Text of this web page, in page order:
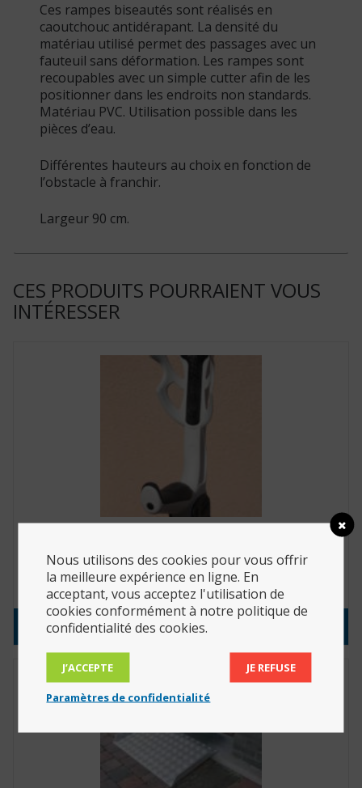
Ces rampes biseautés sont réalisés en
caoutchouc antidérapant. La densité du
matériau utilisé permet des passages avec un
fauteuil sans déformation. Les rampes sont
recoupables avec un simple cutter afin de les
positionner dans les endroits non standards.
Matériau PVC. Utilisation possible dans les
pièces d’eau.
Différentes hauteurs au choix en fonction de
l’obstacle à franchir.
Largeur 90 cm.
CES PRODUITS POURRAIENT VOUS
INTÉRESSER
: 816049)
56.65€
Consulter le produit
Nous utilisons des cookies pour vous offrir
la meilleure expérience en ligne. En
acceptant, vous acceptez l'utilisation de
cookies conformément à notre politique de
confidentialité des cookies.
J’ACCEPTE JE REFUSE
Paramètres de confidentialité